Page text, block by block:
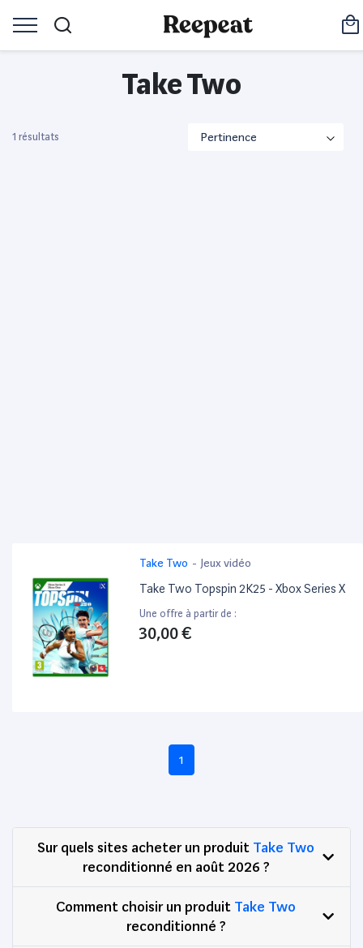
Take Two
1 résultats
Take Two - Jeux vidéo
Take Two Topspin 2K25 - Xbox Series X
Une offre à partir de :
30,00 €
1
Sur quels sites acheter un produit Take Two
reconditionné en août 2026 ?
Comment choisir un produit Take Two
reconditionné ?